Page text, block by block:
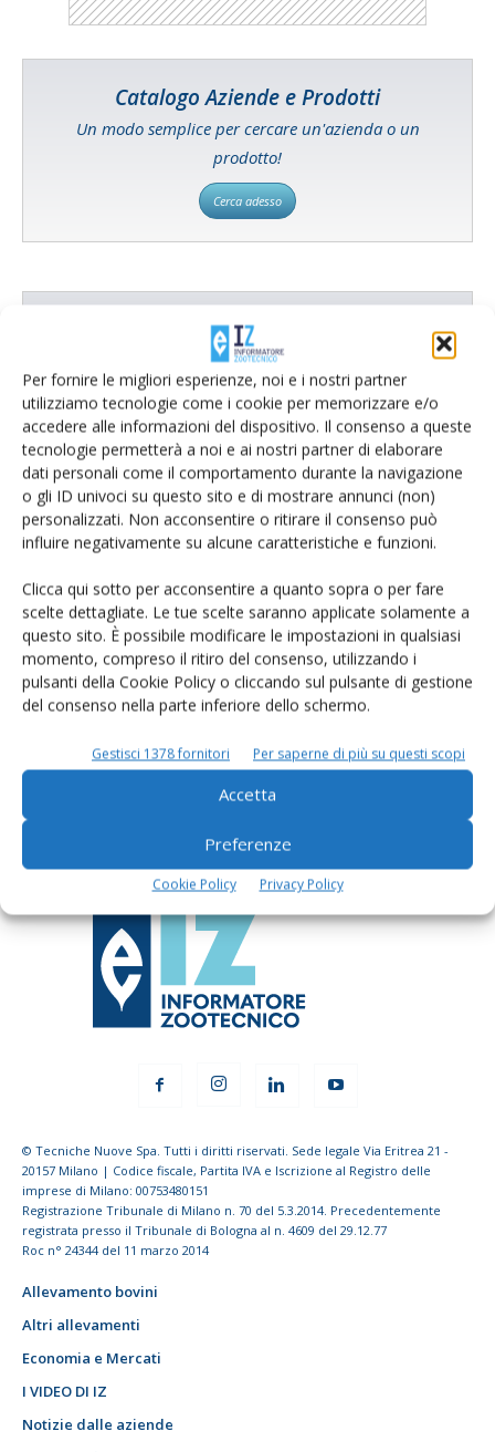
Per fornire le migliori esperienze, noi e i nostri partner
utilizziamo tecnologie come i cookie per memorizzare e/o
accedere alle informazioni del dispositivo. Il consenso a queste
tecnologie permetterà a noi e ai nostri partner di elaborare
dati personali come il comportamento durante la navigazione
o gli ID univoci su questo sito e di mostrare annunci (non)
personalizzati. Non acconsentire o ritirare il consenso può
influire negativamente su alcune caratteristiche e funzioni.
Clicca qui sotto per acconsentire a quanto sopra o per fare
scelte dettagliate. Le tue scelte saranno applicate solamente a
questo sito. È possibile modificare le impostazioni in qualsiasi
momento, compreso il ritiro del consenso, utilizzando i
pulsanti della Cookie Policy o cliccando sul pulsante di gestione
del consenso nella parte inferiore dello schermo.
Gestisci 1378 fornitori Per saperne di più su questi scopi
Accetta
Preferenze
Cookie Policy Privacy Policy
Catalogo Aziende e Prodotti
Un modo semplice per cercare un'azienda o un
prodotto!
Cerca adesso
L'Esperto risponde
I consigli di Terra e Vita agli agricoltori
Cerca adesso
Rimani aggiornato sul mondo
dell’agricoltura
© Tecniche Nuove Spa. Tutti i diritti riservati. Sede legale Via Eritrea 21 -
20157 Milano | Codice fiscale, Partita IVA e Iscrizione al Registro delle
imprese di Milano: 00753480151
Registrazione Tribunale di Milano n. 70 del 5.3.2014. Precedentemente
registrata presso il Tribunale di Bologna al n. 4609 del 29.12.77
Roc n° 24344 del 11 marzo 2014
Allevamento bovini
Altri allevamenti
Economia e Mercati
I VIDEO DI IZ
Notizie dalle aziende